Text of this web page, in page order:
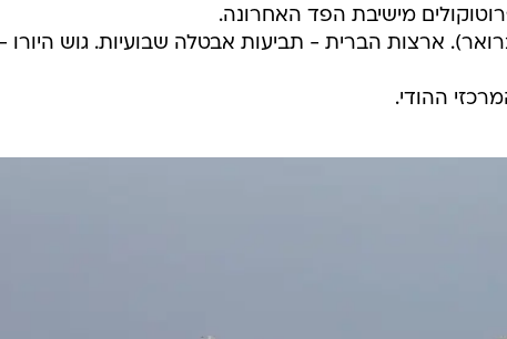
מישיבת הפד האחרונה.
ארצות הברית - תביעות אבטלה שבועיות. גוש היורו
ההודי.